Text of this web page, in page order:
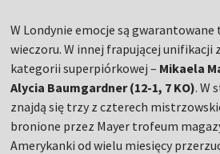
W Londynie emocje są gwarantowane
wieczoru. W innej frapującej unifikacji
kategorii superpiórkowej – Mikaela
Alycia Baumgardner (12-1, 7 KO). W
znajdą się trzy z czterech
bronione przez Mayer trofeum
Amerykanki od wielu miesięcy